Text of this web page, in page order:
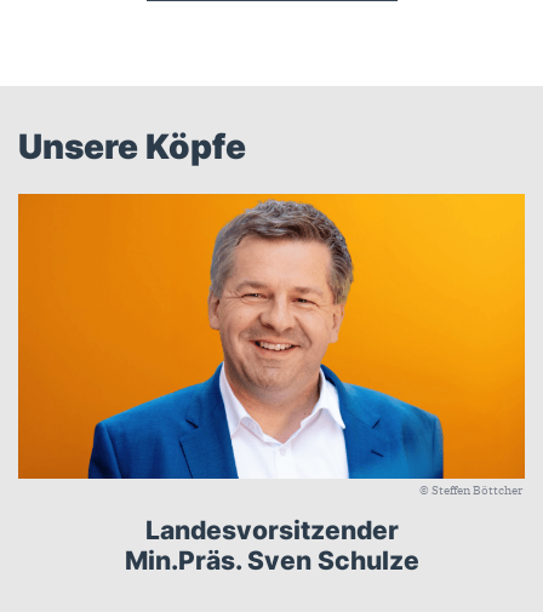
Unsere Köpfe
© Steffen Böttcher
Landesvorsitzender
Min.Präs. Sven Schulze